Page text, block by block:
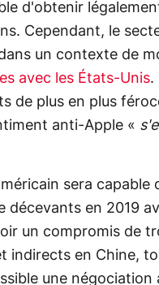
d'obtenir
Cependant, le
un contexte de
avec les États-Unis.
de plus en plus
anti-Apple «
sera
en 2019
un compromis de
indirects en Chine,
une négociation